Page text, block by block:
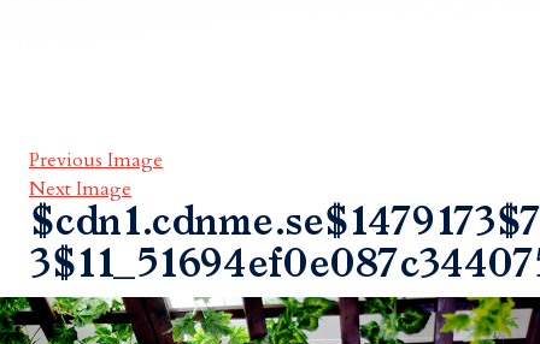
Previous Image
Next Image